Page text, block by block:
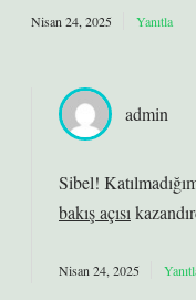
Nisan 24, 2025 Yanıtla
admin
Sibel!
bakış açısı
Nisan 24, 2025